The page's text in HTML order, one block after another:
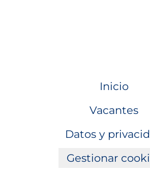
Inicio
Vacantes
Datos y
Gestionar